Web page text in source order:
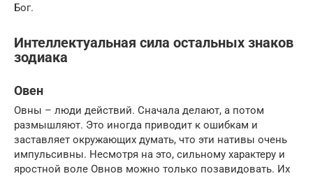
Бог.
Интеллектуальная сила остальных знаков
зодиака
Овен
Овны – люди действий. Сначала делают, а потом
размышляют. Это иногда приводит к ошибкам и
заставляет окружающих думать, что эти нативы очень
импульсивны. Несмотря на это, сильному характеру и
яростной воле Овнов можно только позавидовать. Их